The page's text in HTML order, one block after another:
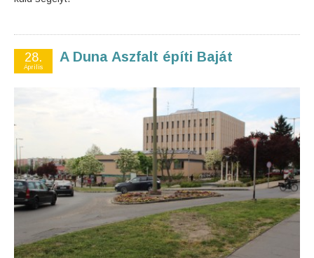
28.
Április
A Duna Aszfalt építi Baját